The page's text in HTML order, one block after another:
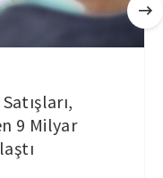
9 Milyar